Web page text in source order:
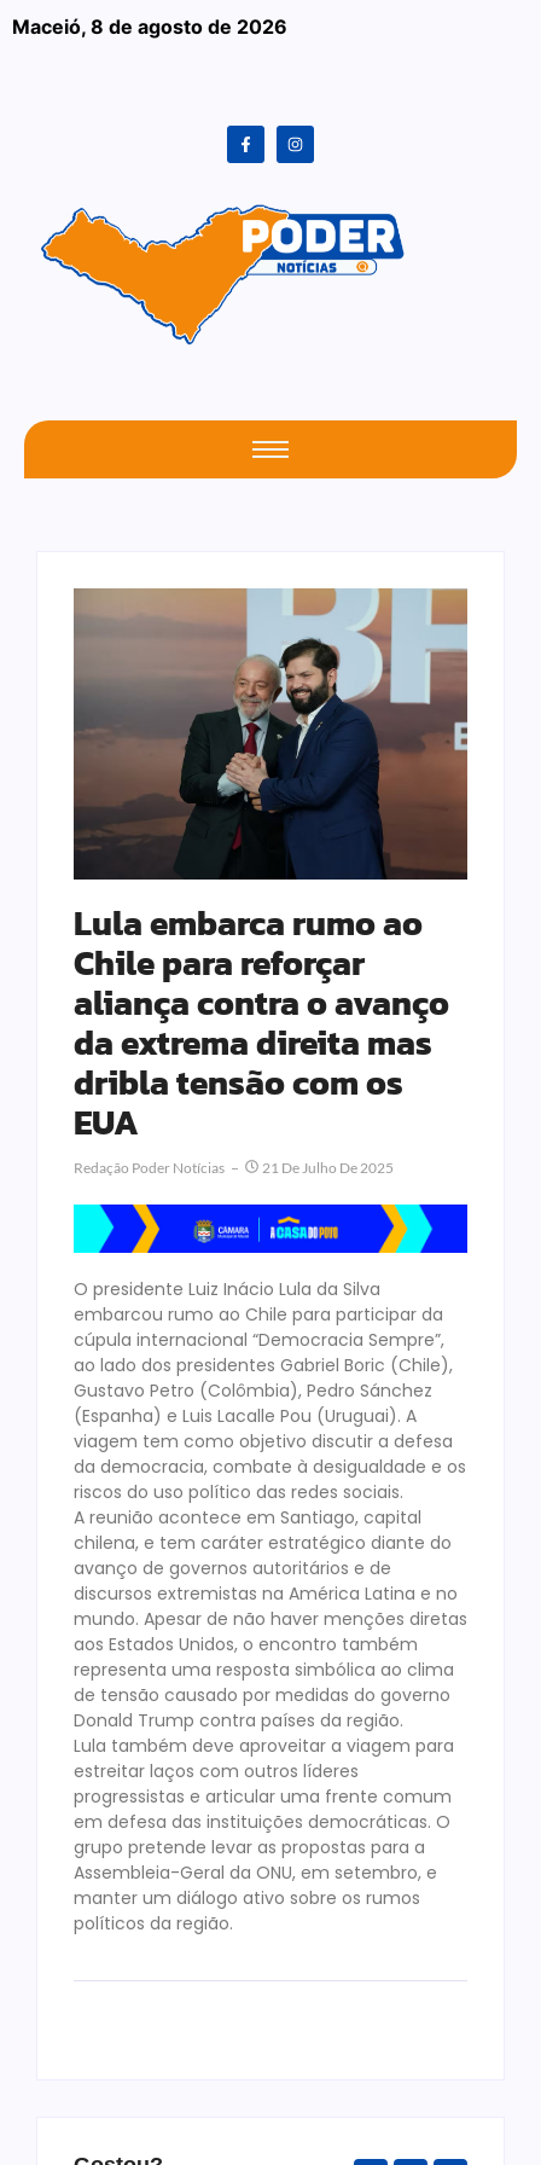
Maceió, 8 de agosto de 2026
Lula embarca rumo ao
Chile para reforçar
aliança contra o avanço
da extrema direita mas
dribla tensão com os
EUA
Redação Poder Notícias 21 De Julho De 2025
O presidente Luiz Inácio Lula da Silva
embarcou rumo ao Chile para participar da
cúpula internacional “Democracia Sempre”,
ao lado dos presidentes Gabriel Boric (Chile),
Gustavo Petro (Colômbia), Pedro Sánchez
(Espanha) e Luis Lacalle Pou (Uruguai). A
viagem tem como objetivo discutir a defesa
da democracia, combate à desigualdade e os
riscos do uso político das redes sociais.
A reunião acontece em Santiago, capital
chilena, e tem caráter estratégico diante do
avanço de governos autoritários e de
discursos extremistas na América Latina e no
mundo. Apesar de não haver menções diretas
aos Estados Unidos, o encontro também
representa uma resposta simbólica ao clima
de tensão causado por medidas do governo
Donald Trump contra países da região.
Lula também deve aproveitar a viagem para
estreitar laços com outros líderes
progressistas e articular uma frente comum
em defesa das instituições democráticas. O
grupo pretende levar as propostas para a
Assembleia-Geral da ONU, em setembro, e
manter um diálogo ativo sobre os rumos
políticos da região.